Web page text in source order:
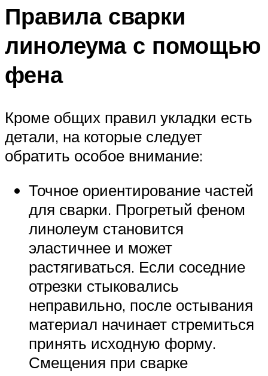
Правила сварки
линолеума с помощью
фена
Кроме общих правил укладки есть
детали, на которые следует
обратить особое внимание:
Точное ориентирование частей
для сварки. Прогретый феном
линолеум становится
эластичнее и может
растягиваться. Если соседние
отрезки стыковались
неправильно, после остывания
материал начинает стремиться
принять исходную форму.
Смещения при сварке